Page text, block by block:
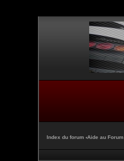
Index du forum ‹Aide au Forum